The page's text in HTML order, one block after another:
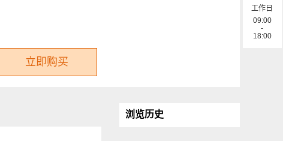
立即购买
浏览历史
工作日
09:00
-
18:00